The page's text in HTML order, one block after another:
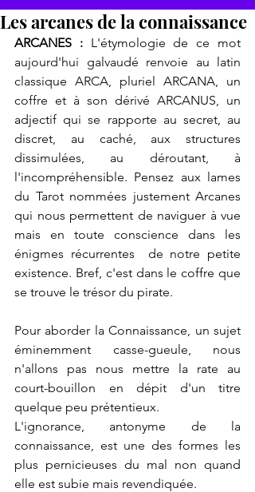
Les arcanes de la connaissance
ARCANES : L'étymologie de ce mot
aujourd'hui galvaudé renvoie au latin
classique ARCA, pluriel ARCANA, un
coffre et à son dérivé ARCANUS, un
adjectif qui se rapporte au secret, au
discret, au caché, aux structures
dissimulées, au déroutant, à
l'incompréhensible. Pensez aux lames
du Tarot nommées justement Arcanes
qui nous permettent de naviguer à vue
mais en toute conscience dans les
énigmes récurrentes  de notre petite
existence. Bref, c'est dans le coffre que
se trouve le trésor du pirate.
Pour aborder la Connaissance, un sujet
éminemment casse-gueule, nous
n'allons pas nous mettre la rate au
court-bouillon en dépit d'un titre
quelque peu prétentieux.
L'ignorance, antonyme de la
connaissance, est une des formes les
plus pernicieuses du mal non quand
elle est subie mais revendiquée.